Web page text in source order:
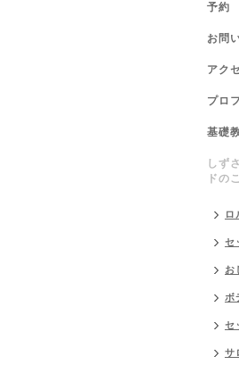
予約
お問
アク
プロ
基礎
しず
ドの
ロ
セ
お
ボ
セ
サ